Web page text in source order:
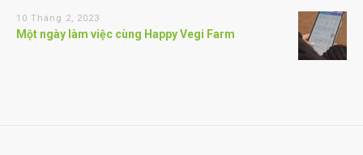
10 Tháng 2, 2023
Một ngày làm việc cùng Happy Vegi Farm